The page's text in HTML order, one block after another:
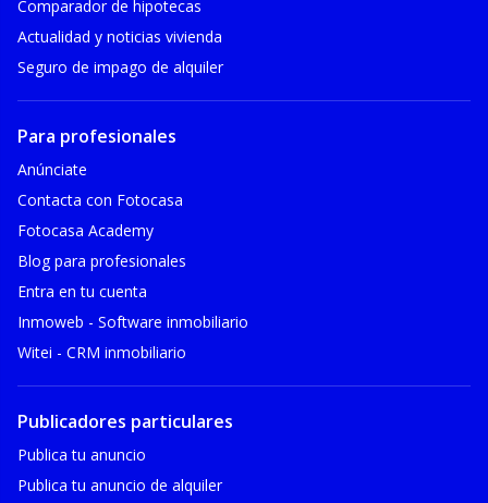
Comparador de hipotecas
Actualidad y noticias vivienda
Seguro de impago de alquiler
Para profesionales
Anúnciate
Contacta con Fotocasa
Fotocasa Academy
Blog para profesionales
Entra en tu cuenta
Inmoweb - Software inmobiliario
Witei - CRM inmobiliario
Publicadores particulares
Publica tu anuncio
Publica tu anuncio de alquiler